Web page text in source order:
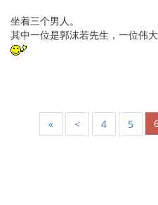
坐着三个男人。
其中一位是郭沫若先生，一位伟
« < 4 5